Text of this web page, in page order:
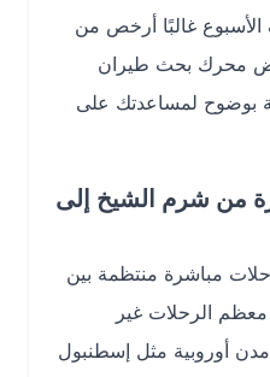
غالبًا أرخص من
بحث طيران
لمساعدتك على
شرم الشيخ إلى
منتظمة بين
غير
مثل إسطنبول